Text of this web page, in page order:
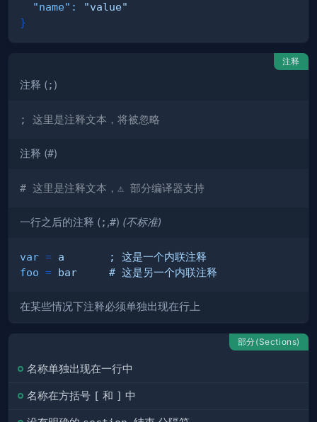
"name" :
"value"
}
注释
注释 (; )
; 这里是注释文本，将被忽略
注释 (#)
# 这里是注释文本，⚠️ 部分编译器支持
一行之后的注释 (; ,#) (不标准)
var = a       ; 这是一个内联注释
foo = bar     # 这是另一个内联注释
在某些情况下注释必须单独出现在行上
部分(Sections)
名称单独出现在一行中
名称在方括号 [ 和 ] 中